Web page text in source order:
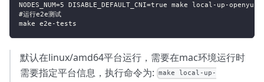
NODES_NUM=5 DISABLE_DEFAULT_CNI=true make local-up-openyurt
#运行e2e测试
make e2e-tests
默认在linux/amd64平台运行，需要在mac环境运行时
需要指定平台信息，执行命令为:
make local-up-